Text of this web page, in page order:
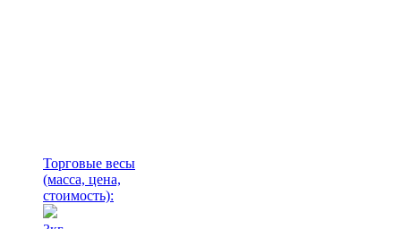
Торговые весы
(масса, цена,
стоимость):